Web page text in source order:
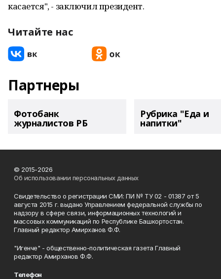
касается", - заключил президент.
Читайте нас
Партнеры
Фотобанк
журналистов РБ
Рубрика "Еда и
напитки"
© 2015-2026
Об использовании персональных данных
Свидетельство о регистрации СМИ: ПИ № ТУ 02 - 01387 от 5
августа 2015 г. выдано Управлением федеральной службы по
надзору в сфере связи, информационных технологий и
массовых коммуникаций по Республике Башкортостан.
Главный редактор Амирханов Ф.Ф.
"Игенче" - общественно-политическая газета Главный
редактор Амирханов Ф.Ф.
Телефон